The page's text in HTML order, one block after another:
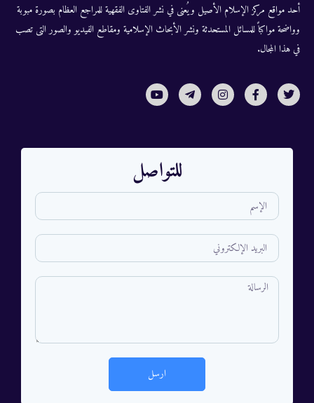
أحد مواقع مركز الإسلام الأصيل ويُعنى في نشر الفتاوى الفقهية للمراجع العظام بصورة مبوبة
وواضحة مواكباً للمسائل المستحدثة ونشر الأبحاث الإسلامية ومقاطع الفيديو والصور التى تصب
في هذا المجال.
للتواصل
ارسل